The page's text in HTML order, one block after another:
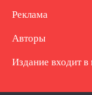
Реклама
Авторы
Издание входит